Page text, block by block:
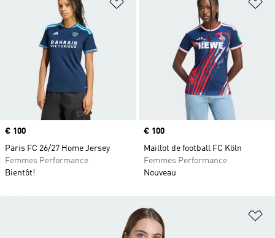
Prix
€ 100
Paris FC 26/27 Home Jersey
Femmes Performance
Bientôt!
Prix
€ 100
Maillot de football FC Köln
Femmes Performance
Nouveau